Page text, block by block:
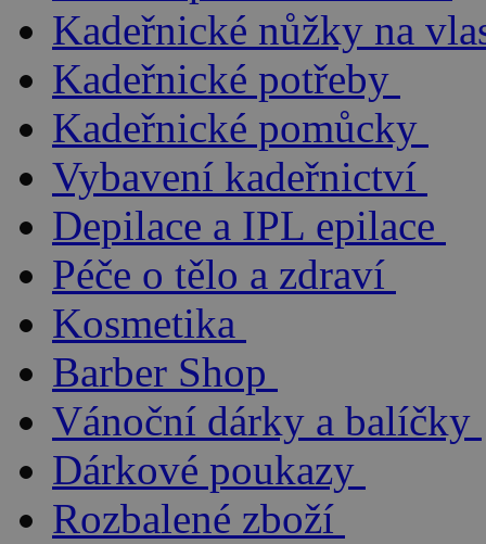
Kadeřnické nůžky na
Kadeřnické potřeby
Kadeřnické pomůcky
Vybavení kadeřnictví
Depilace a IPL epilace
Péče o tělo a zdraví
Kosmetika
Barber Shop
Vánoční dárky a balíčky
Dárkové poukazy
Rozbalené zboží